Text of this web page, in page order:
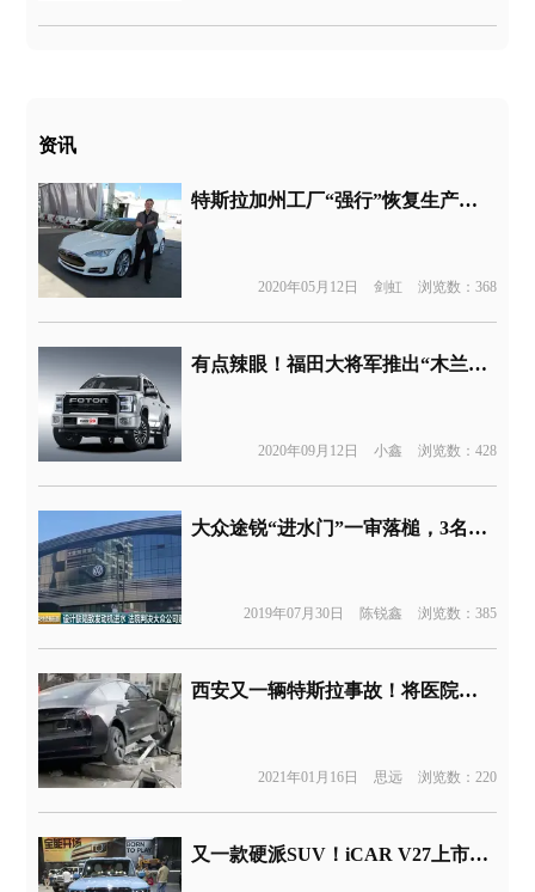
资讯
特斯拉加州工厂“强行”恢复生产，马斯克怒斥当地政府复工禁令
2020年05月12日 剑虹 浏览数：368
有点辣眼！福田大将军推出“木兰版”，车身粉色涂装
2020年09月12日 小鑫 浏览数：428
大众途锐“进水门”一审落槌，3名车主获赔
2019年07月30日 陈锐鑫 浏览数：385
西安又一辆特斯拉事故！将医院岗亭撞毁
2021年01月16日 思远 浏览数：220
又一款硬派SUV！iCAR V27上市售16.98万元起